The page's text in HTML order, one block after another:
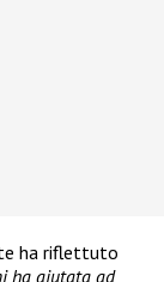
ha riflettuto
ha aiutata ad